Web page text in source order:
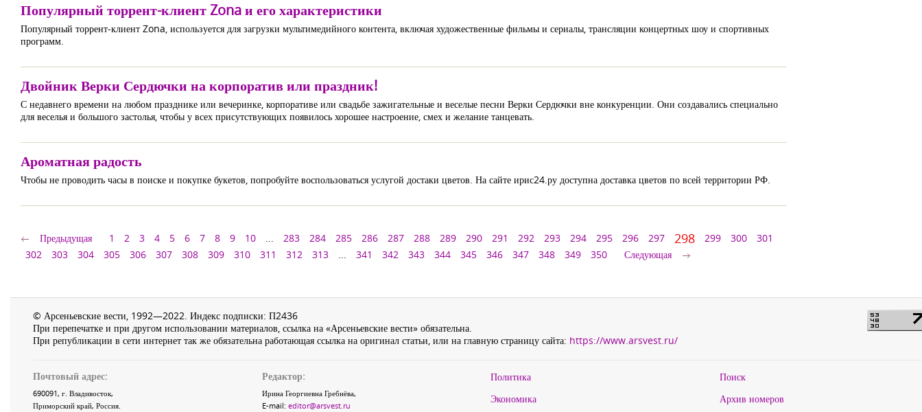
Популярный торрент-клиент Zona и его характеристики
Популярный торрент-клиент Zona, используется для загрузки мультимедийного контента, включая художественные фильмы и сериалы, трансляции концертных шоу и спортивных
программ.
Двойник Верки Сердючки на корпоратив или праздник!
С недавнего времени на любом празднике или вечеринке, корпоративе или свадьбе зажигательные и веселые песни Верки Сердючки вне конкуренции. Они создавались специально
для веселья и большого застолья, чтобы у всех присутствующих появилось хорошее настроение, смех и желание танцевать.
Ароматная радость
Чтобы не проводить часы в поиске и покупке букетов, попробуйте воспользоваться услугой достаки цветов. На сайте ирис24.ру доступна доставка цветов по всей территории РФ.
Предыдущая 1 2 3 4 5 6 7 8 9 10 ... 283 284 285 286 287 288 289 290 291 292 293 294 295 296 297 298 299 300
301
302
303 304 305 306 307 308 309 310 311 312 313 ... 341 342 343 344 345 346 347 348 349 350 Следующая
© Арсеньевские вести, 1992—2022. Индекс подписки: П2436
При перепечатке и при другом использовании материалов, ссылка на «Арсеньевские вести» обязательна.
При републикации в сети интернет так же обязательна работающая ссылка на оригинал статьи, или на главную страницу сайта: https://www.arsvest.ru/
Почтовый адрес:
690091, г. Владивосток,
Приморский край, Россия.
Редактор:
Ирина Георгиевна Гребнёва,
E-mail: editor@arsvest.ru
Политика
Экономика
Поиск
Архив номеров